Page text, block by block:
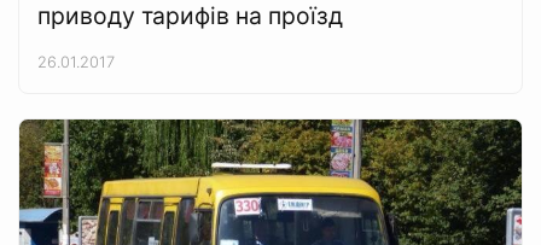
приводу тарифів на проїзд
26.01.2017